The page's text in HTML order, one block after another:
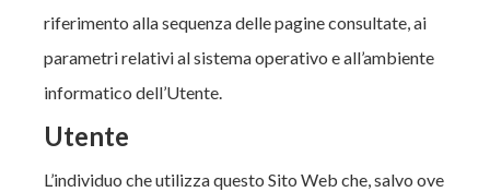
riferimento alla sequenza delle pagine consultate, ai
parametri relativi al sistema operativo e all’ambiente
informatico dell’Utente.
Utente
L’individuo che utilizza questo Sito Web che, salvo ove